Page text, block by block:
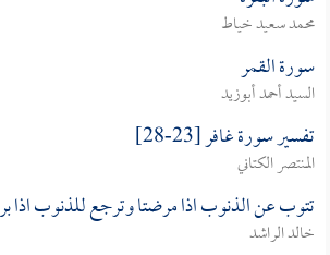
محمد سعيد خياط
سورة القمر
السيد أحمد أبوزيد
تفسير سورة غافر [23-28]
المنتصر الكتاني
تتوب عن الذنوب اذا مرضتا وترجع للذنوب اذا
خالد الراشد